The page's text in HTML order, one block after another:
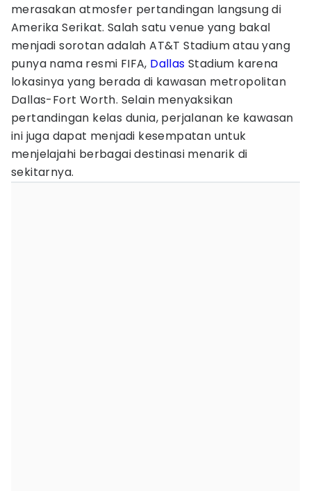
merasakan atmosfer pertandingan langsung di
Amerika Serikat. Salah satu venue yang bakal
menjadi sorotan adalah AT&T Stadium atau yang
punya nama resmi FIFA, Dallas Stadium karena
lokasinya yang berada di kawasan metropolitan
Dallas-Fort Worth. Selain menyaksikan
pertandingan kelas dunia, perjalanan ke kawasan
ini juga dapat menjadi kesempatan untuk
menjelajahi berbagai destinasi menarik di
sekitarnya.